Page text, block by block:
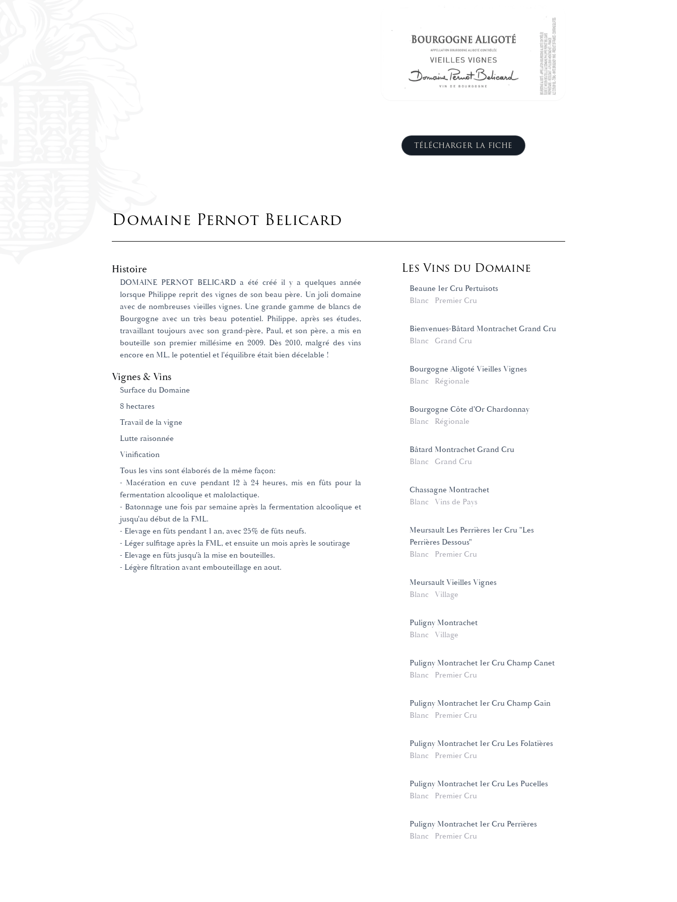
TÉLÉCHARGER LA FICHE
Domaine Pernot Belicard
Histoire
DOMAINE PERNOT BELICARD a été créé il y a quelques année
lorsque Philippe reprit des vignes de son beau père. Un joli domaine
avec de nombreuses vieilles vignes. Une grande gamme de blancs de
Bourgogne avec un très beau potentiel. Philippe, après ses études,
travaillant toujours avec son grand-père, Paul, et son père, a mis en
bouteille son premier millésime en 2009. Dès 2010, malgré des vins
encore en ML, le potentiel et l'équilibre était bien décelable !
Vignes & Vins
Surface du Domaine
8 hectares
Travail de la vigne
Lutte raisonnée
Vinification
Tous les vins sont élaborés de la même façon:
- Macération en cuve pendant 12 à 24 heures, mis en fûts pour la
fermentation alcoolique et malolactique.
- Batonnage une fois par semaine après la fermentation alcoolique et
jusqu'au début de la FML.
- Elevage en fûts pendant 1 an, avec 25% de fûts neufs.
- Léger sulfitage après la FML, et ensuite un mois après le soutirage
- Elevage en fûts jusqu'à la mise en bouteilles.
- Légère filtration avant embouteillage en aout.
Les Vins du Domaine
Beaune 1er Cru Pertuisots
Blanc
Premier Cru
Bienvenues-Bâtard Montrachet Grand Cru
Blanc
Grand Cru
Bourgogne Aligoté Vieilles Vignes
Blanc
Régionale
Bourgogne Côte d'Or Chardonnay
Blanc
Régionale
Bâtard Montrachet Grand Cru
Blanc
Grand Cru
Chassagne Montrachet
Blanc
Vins de Pays
Meursault Les Perrières 1er Cru "Les
Perrières Dessous"
Blanc
Premier Cru
Meursault Vieilles Vignes
Blanc
Village
Puligny Montrachet
Blanc
Village
Puligny Montrachet 1er Cru Champ Canet
Blanc
Premier Cru
Puligny Montrachet 1er Cru Champ Gain
Blanc
Premier Cru
Puligny Montrachet 1er Cru Les Folatières
Blanc
Premier Cru
Puligny Montrachet 1er Cru Les Pucelles
Blanc
Premier Cru
Puligny Montrachet 1er Cru Perrières
Blanc
Premier Cru